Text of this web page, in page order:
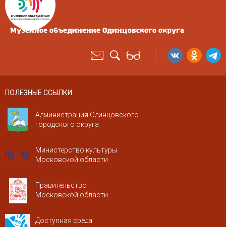
Музейное объединение Одинцовского округа
ПОЛЕЗНЫЕ ССЫЛКИ
Администрация Одинцовского
городского округа
Министерство культуры
Московской области
Правительство
Московской области
Доступная среда